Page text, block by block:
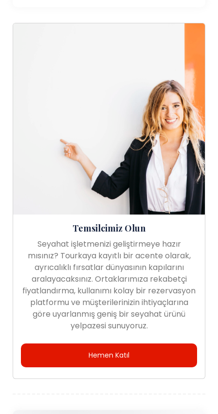
Temsilcimiz Olun
Seyahat işletmenizi geliştirmeye hazır
mısınız? Tourkaya kayıtlı bir acente olarak,
ayrıcalıklı fırsatlar dünyasının kapılarını
aralayacaksınız. Ortaklarımıza rekabetçi
fiyatlandırma, kullanımı kolay bir rezervasyon
platformu ve müşterilerinizin ihtiyaçlarına
göre uyarlanmış geniş bir seyahat ürünü
yelpazesi sunuyoruz.
Hemen Katıl